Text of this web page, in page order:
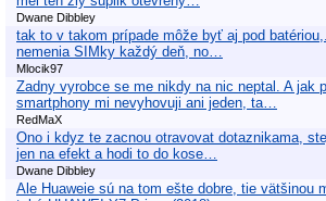
Dwane Dibbley
tak to v takom prípade môže byť aj pod
nemenia SIMky každý deň, no…
Mlocik97
Zadny vyrobce se me nikdy na nic neptal. A jak
smartphony mi nevyhovuji ani jeden, ta…
RedMaX
Ono i kdyz te zacnou otravovat dotaznikama,
jen na efekt a hodi to do kose…
Dwane Dibbley
Ale Huaweie sú na tom ešte dobre, tie vätšinou